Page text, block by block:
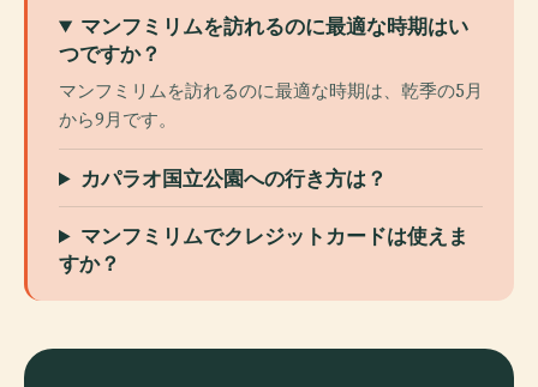
マンフミリムを訪れるのに最適な時期はい
つですか？
マンフミリムを訪れるのに最適な時期は、乾季の5月
から9月です。
カパラオ国立公園への行き方は？
マンフミリムでクレジットカードは使えま
すか？